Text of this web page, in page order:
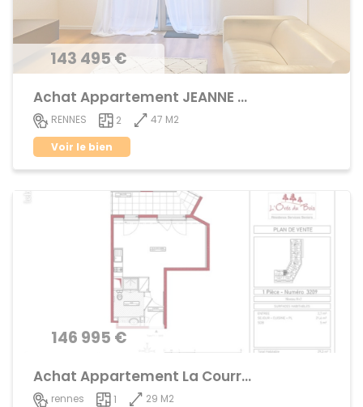
143 495 €
Achat Appartement JEANNE d'ARC - BEAULIEU
RENNES 2
47 M2
Voir le bien
146 995 €
Achat Appartement La Courrouze
rennes 1
29 M2